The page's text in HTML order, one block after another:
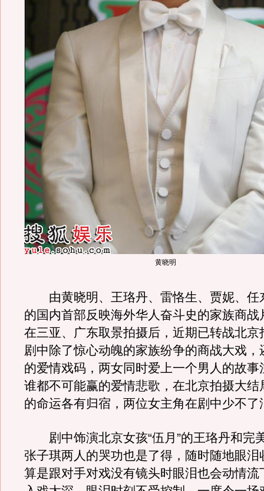
黄晓明
由黄晓明、王珞丹、雷恪生、贾妮、任
的国内首部反映海外华人奋斗史的家族商战
在三亚、广东取景拍摄后，近期已转战北京
剧中除了惊心动魄的家族纷争的商战大戏，
的爱情戏码，两女同时爱上一个男人的故事
谁都不可能赢的爱情悲歌，在北京拍摄大结
的命运各有归宿，两位女主角在剧中少不了
剧中饰演北京女孩“伍月”的王珞丹和完
张子琪两人的哭功也是了得，随时随地眼泪
算是跟对手对戏没有镜头时眼泪也会动情流